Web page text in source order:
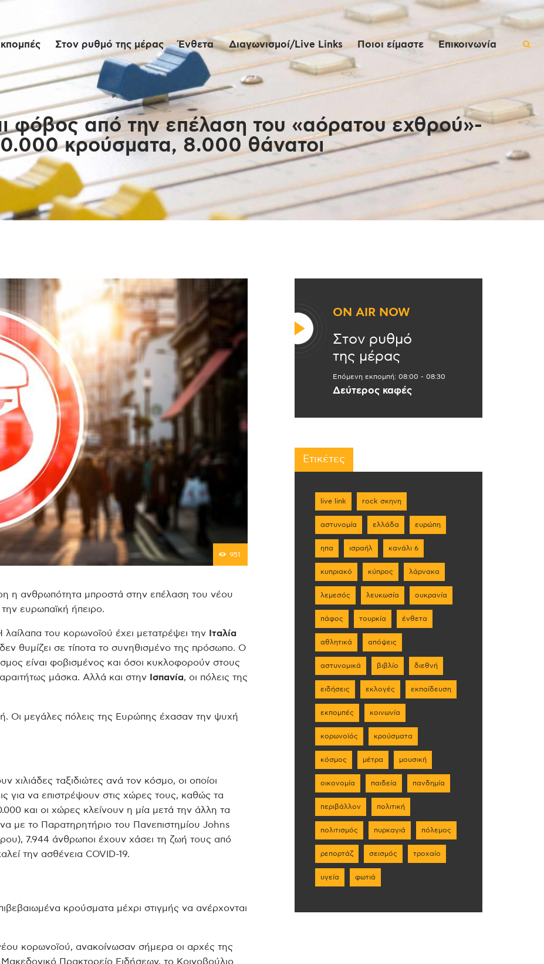
Στον ρυθμό της μέρας Ένθετα Διαγωνισμοί/Live Links Ποιοι είμαστε Επικοινωνία
φόβος από την επέλαση του «αόρατου εχθρού»-
κρούσματα, 8.000 θάνατοι
Αρχική
Εκπομπές
Στον ρυθμό της
μέρας
Ένθετα
Διαγωνισμοί/Live
Links
Επικοινωνία
951
η ανθρωπότητα μπροστά στην επέλαση του νέου
ευρωπαϊκή ήπειρο.
του κορωνοϊού έχει μετατρέψει την
Ιταλία
θυμίζει σε τίποτα το συνηθισμένο της πρόσωπο. Ο
είναι φοβισμένος και όσοι κυκλοφορούν στους
μάσκα. Αλλά και στην
Ισπανία, οι πόλεις της
Οι μεγάλες πόλεις της Ευρώπης έχασαν την ψυχή
χιλιάδες ταξιδιώτες ανά τον κόσμο, οι οποίοι
για να επιστρέψουν στις χώρες τους, καθώς τα
και οι χώρες κλείνουν η μία μετά την άλλη τα
με το Παρατηρητήριο του Πανεπιστημίου Johns
7.944 άνθρωποι έχουν χάσει τη ζωή τους από
την ασθένεια COVID-19.
κρούσματα μέχρι στιγμής να ανέρχονται
κορωνοϊού, ανακοίνωσαν σήμερα οι αρχές της
Πρακτορείο Ειδήσεων, το Κοινοβούλιο
ON AIR NOW
Στον ρυθμό
της μέρας
Επόμενη εκπομπή: 08:00 - 08:30
Δεύτερος καφές
Ετικέτες
live link rock σκηνη
αστυνομία ελλάδα ευρώπη
ηπα ισραήλ κανάλι 6
κυπριακό κύπρος λάρνακα
λεμεσός λευκωσία ουκρανία
πάφος τουρκία ένθετα
αθλητικά απόψεις
αστυνομικά βιβλίο διεθνή
ειδήσεις εκλογές εκπαίδευση
εκπομπές κοινωνία
κορωνοϊός κρούσματα
κόσμος μέτρα μουσική
οικονομία παιδεία πανδημία
περιβάλλον πολιτική
πολιτισμός πυρκαγιά πόλεμος
ρεπορτάζ σεισμός τροχαίο
υγεία φωτιά